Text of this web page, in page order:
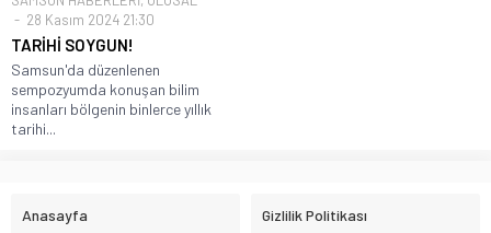
28 Kasım 2024 21:30
TARİHİ SOYGUN!
Samsun'da düzenlenen
sempozyumda konuşan bilim
insanları bölgenin binlerce yıllık
tarihi...
Anasayfa Gizlilik Politikası